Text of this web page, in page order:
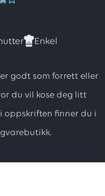
med
Enkel
godt som forrett eller
du vil kose deg litt
oppskriften finner du i